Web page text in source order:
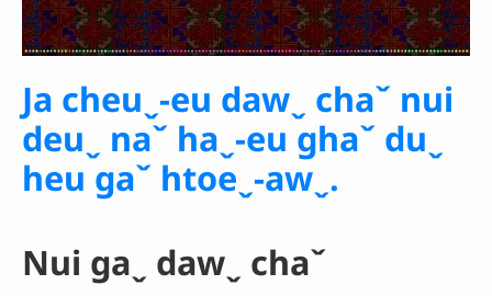
Video
Ja cheuˬ-eu dawˬ chaˇ nui
deuˬ naˇ haˬ-eu ghaˇ duˬ
heu gaˇ htoeˬ-awˬ.
Nui gaˬ dawˬ chaˇ